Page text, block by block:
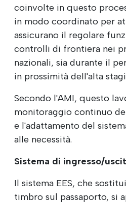
coinvolte in questo
in modo coordinato per
assicurano il regolare
controlli di frontiera nei
nazionali, sia durante il
in prossimità dell'alta
Secondo l'AMI, questo
monitoraggio continuo
e l'adattamento del
alle necessità.
Sistema di ingresso/
Il sistema EES, che
timbro sul passaporto, si